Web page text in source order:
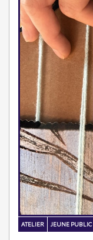
ATELIER JEUNE PUBLIC